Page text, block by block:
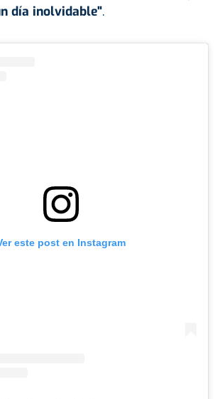
día inolvidable".
este post en Instagram